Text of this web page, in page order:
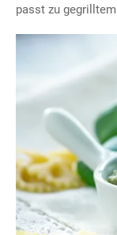
passt zu